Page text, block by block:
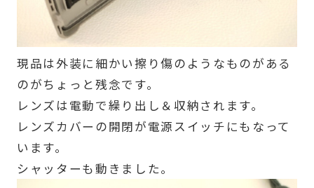
現品は外装に細かい擦り傷のようなものがある
のがちょっと残念です。
レンズは電動で繰り出し＆収納されます。
レンズカバーの開閉が電源スイッチにもなって
います。
シャッターも動きました。